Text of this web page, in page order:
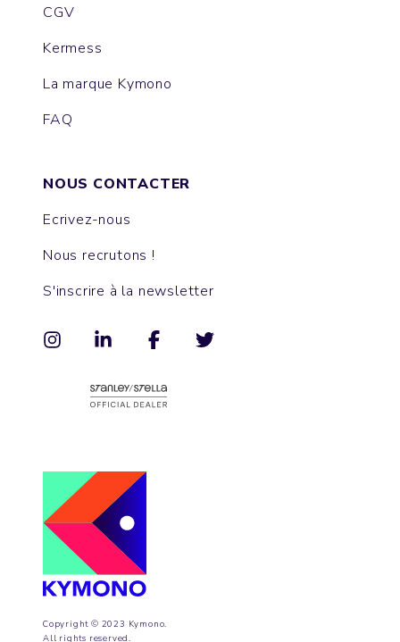
Copyright © 2023 Kymono.
All rights reserved.
CGV
Kermess
La marque Kymono
FAQ
NOUS CONTACTER
Ecrivez-nous
Nous recrutons !
S'inscrire à la newsletter